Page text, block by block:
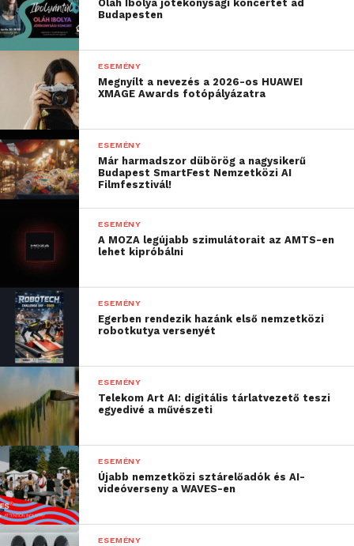
– mondta Polgár Judit, a Világsakkfesztivál alapítója
és szervezője.
A fesztivál közönségét egész nap változatos és
különleges programok várták. A főtámogató Morgan
Stanley színpadán mutatták be a Láthatatlan
sakkjátszmát, amelyben Polgár Judit és korábbi
csapattársa, Ács Péter olimpiai ezüstérmes
nagymester játszott Havadtőy Sámuel vizuális
installációs sakktábláján. Fesztiváltörténeti
pillanatnak számított az első élő ember–robot
sakkparti, ahol a fiatal magyar sakktehetség,
Karácsonyi Gellért mérkőzött meg a SenseRobottal.
„Az idei Világsakkfesztivál ismét megmutatta, hogy a
Oláh Ibolya jótékonysági koncertet ad
Budapesten
ESEMÉNY
Megnyílt a nevezés a 2026-os HUAWEI
XMAGE Awards fotópályázatra
ESEMÉNY
Már harmadszor dübörög a nagysikerű
Budapest SmartFest Nemzetközi AI
Filmfesztivál!
ESEMÉNY
A MOZA legújabb szimulátorait az AMTS-en
lehet kipróbálni
ESEMÉNY
Egerben rendezik hazánk első nemzetközi
robotkutya versenyét
ESEMÉNY
Telekom Art AI: digitális tárlatvezető teszi
egyedivé a művészeti
ESEMÉNY
Újabb nemzetközi sztárelőadók és AI-
videóverseny a WAVES-en
ESEMÉNY